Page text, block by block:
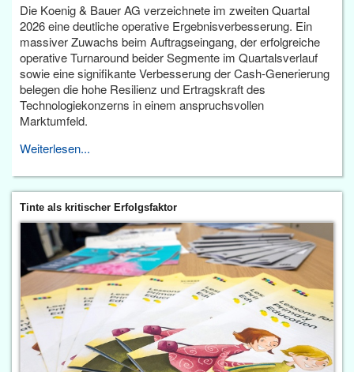
Die Koenig & Bauer AG verzeichnete im zweiten Quartal
2026 eine deutliche operative Ergebnisverbesserung. Ein
massiver Zuwachs beim Auftragseingang, der erfolgreiche
operative Turnaround beider Segmente im Quartalsverlauf
sowie eine signifikante Verbesserung der Cash-Generierung
belegen die hohe Resilienz und Ertragskraft des
Technologiekonzerns in einem anspruchsvollen
Marktumfeld.
Weiterlesen...
Tinte als kritischer Erfolgsfaktor